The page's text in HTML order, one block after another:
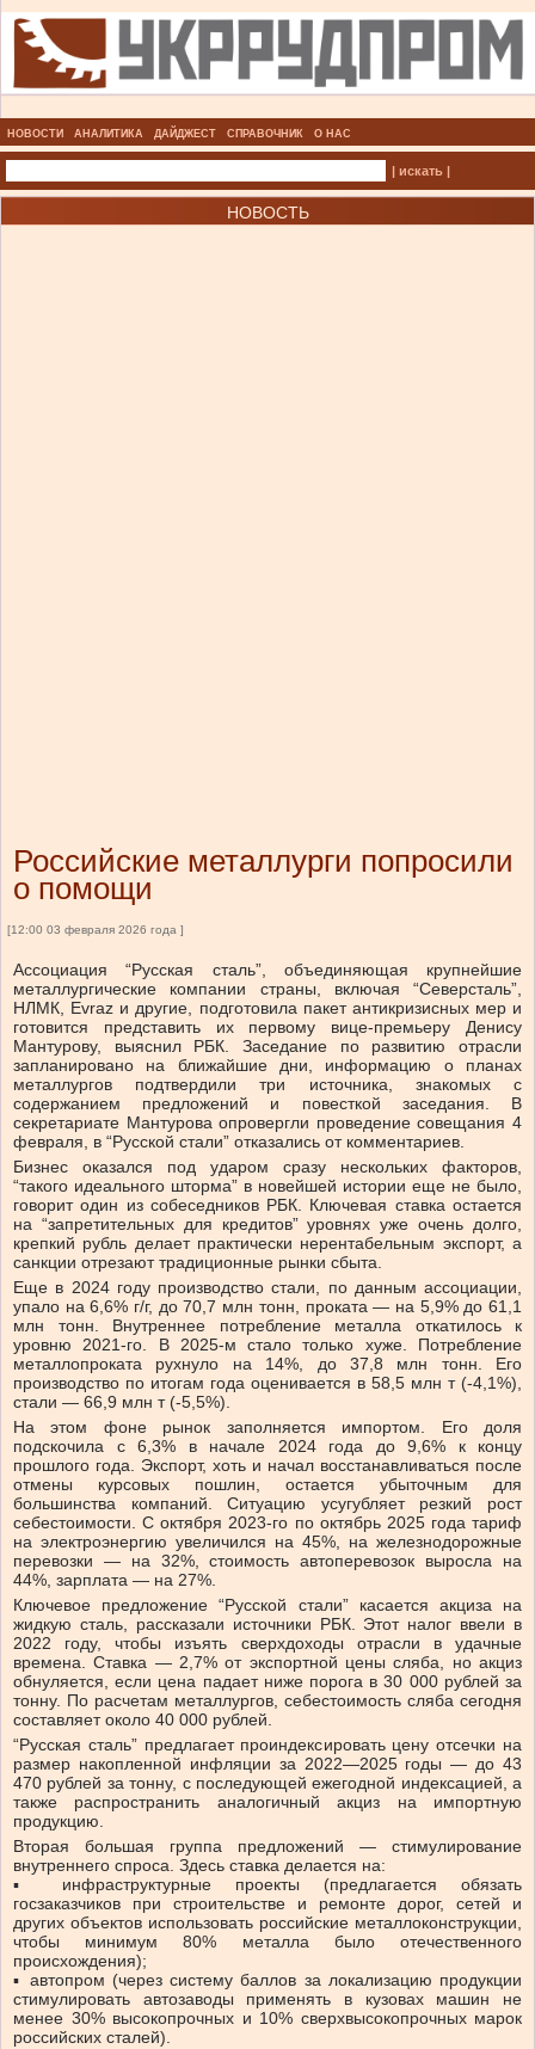
НОВОСТИ АНАЛИТИКА ДАЙДЖЕСТ СПРАВОЧНИК О НАС
| искать |
НОВОСТЬ
Российские металлурги попросили
о помощи
[12:00 03 февраля 2026 года ]
Ассоциация “Русская сталь”, объединяющая крупнейшие
металлургические компании страны, включая “Северсталь”,
НЛМК, Evraz и другие, подготовила пакет антикризисных мер и
готовится представить их первому вице-премьеру Денису
Мантурову, выяснил РБК. Заседание по развитию отрасли
запланировано на ближайшие дни, информацию о планах
металлургов подтвердили три источника, знакомых с
содержанием предложений и повесткой заседания. В
секретариате Мантурова опровергли проведение совещания 4
февраля, в “Русской стали” отказались от комментариев.
Бизнес оказался под ударом сразу нескольких факторов,
“такого идеального шторма” в новейшей истории еще не было,
говорит один из собеседников РБК. Ключевая ставка остается
на “запретительных для кредитов” уровнях уже очень долго,
крепкий рубль делает практически нерентабельным экспорт, а
санкции отрезают традиционные рынки сбыта.
Еще в 2024 году производство стали, по данным ассоциации,
упало на 6,6% г/г, до 70,7 млн тонн, проката — на 5,9% до 61,1
млн тонн. Внутреннее потребление металла откатилось к
уровню 2021-го. В 2025-м стало только хуже. Потребление
металлопроката рухнуло на 14%, до 37,8 млн тонн. Его
производство по итогам года оценивается в 58,5 млн т (-4,1%),
стали — 66,9 млн т (-5,5%).
На этом фоне рынок заполняется импортом. Его доля
подскочила с 6,3% в начале 2024 года до 9,6% к концу
прошлого года. Экспорт, хоть и начал восстанавливаться после
отмены курсовых пошлин, остается убыточным для
большинства компаний. Ситуацию усугубляет резкий рост
себестоимости. С октября 2023-го по октябрь 2025 года тариф
на электроэнергию увеличился на 45%, на железнодорожные
перевозки — на 32%, стоимость автоперевозок выросла на
44%, зарплата — на 27%.
Ключевое предложение “Русской стали” касается акциза на
жидкую сталь, рассказали источники РБК. Этот налог ввели в
2022 году, чтобы изъять сверхдоходы отрасли в удачные
времена. Ставка — 2,7% от экспортной цены сляба, но акциз
обнуляется, если цена падает ниже порога в 30 000 рублей за
тонну. По расчетам металлургов, себестоимость сляба сегодня
составляет около 40 000 рублей.
“Русская сталь” предлагает проиндексировать цену отсечки на
размер накопленной инфляции за 2022—2025 годы — до 43
470 рублей за тонну, с последующей ежегодной индексацией, а
также распространить аналогичный акциз на импортную
продукцию.
Вторая большая группа предложений — стимулирование
внутреннего спроса. Здесь ставка делается на:
▪️ инфраструктурные проекты (предлагается обязать
госзаказчиков при строительстве и ремонте дорог, сетей и
других объектов использовать российские металлоконструкции,
чтобы минимум 80% металла было отечественного
происхождения);
▪️ автопром (через систему баллов за локализацию продукции
стимулировать автозаводы применять в кузовах машин не
менее 30% высокопрочных и 10% сверхвысокопрочных марок
российских сталей).